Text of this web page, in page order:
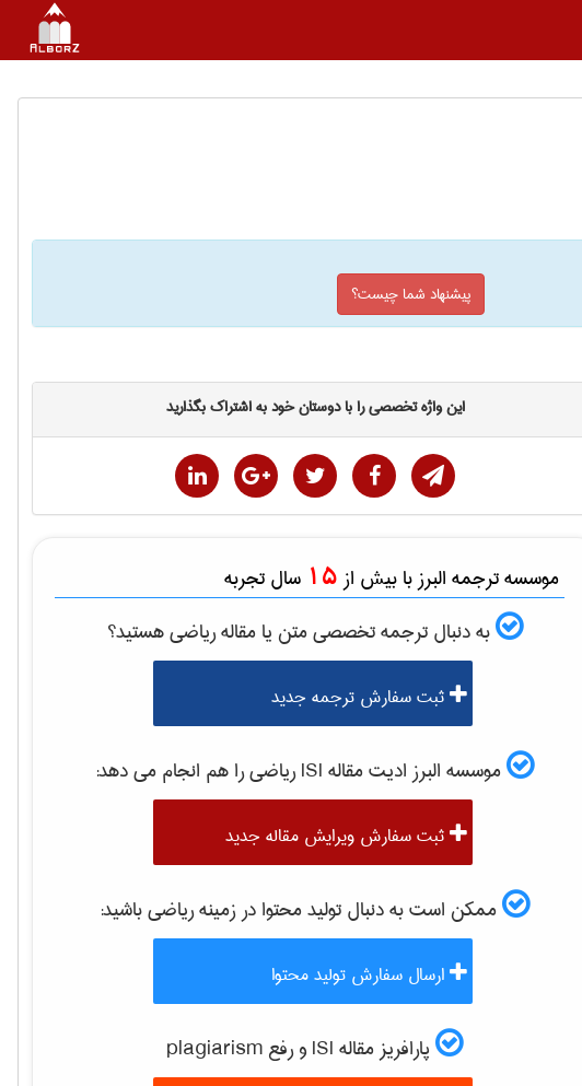
پیشنهاد شما چیست؟
این واژه تخصصی را با دوستان خود به اشتراک بگذارید
موسسه ترجمه البرز با بیش از 15 سال تجربه
به دنبال ترجمه تخصصی متن یا مقالهرياضیهستید؟
ثبت سفارش ترجمه جدید
موسسه البرز ادیت مقاله ISI رياضیرا هم انجام می دهد:
ثبت سفارش ویرایش مقاله جدید
ممکن است به دنبال تولید محتوا در زمینهرياضیباشید:
ارسال سفارش تولید محتوا
پارافریز مقاله ISI و رفع plagiarism